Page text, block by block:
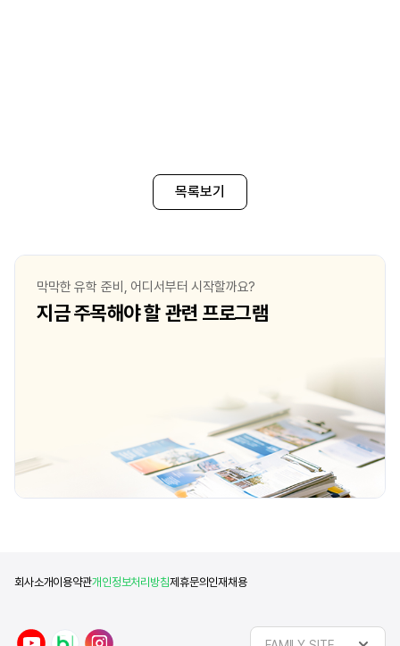
목록보기
막막한 유학 준비, 어디서부터 시작할까요?
지금 주목해야 할 관련 프로그램
회사소개이용약관개인정보처리방침제휴문의 인재채용
n